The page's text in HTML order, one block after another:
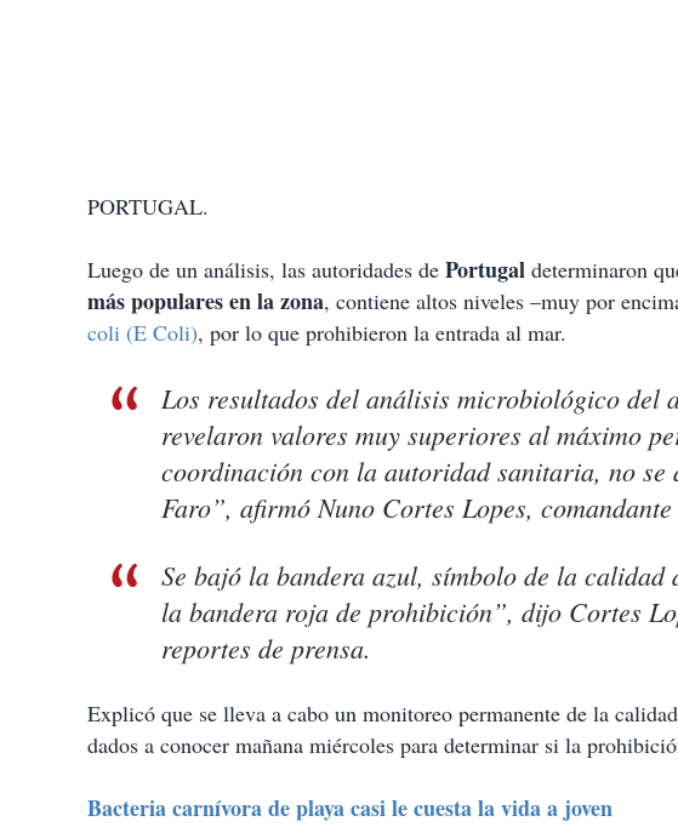
PORTUGAL.
Luego de un análisis, las autoridades de Portugal determinaron
más populares en la zona, contiene altos niveles –muy por
coli (E Coli), por lo que prohibieron la entrada al mar.
Los resultados del análisis microbiológico del
revelaron valores muy superiores al máximo
coordinación con la autoridad sanitaria, no se
Faro”, afirmó Nuno Cortes Lopes,
Se bajó la bandera azul, símbolo de la
la bandera roja de prohibición”, dijo Cortes
reportes de prensa.
Explicó que se lleva a cabo un monitoreo permanente de la
dados a conocer mañana miércoles para determinar si la
Bacteria carnívora de playa casi le cuesta la vida a joven